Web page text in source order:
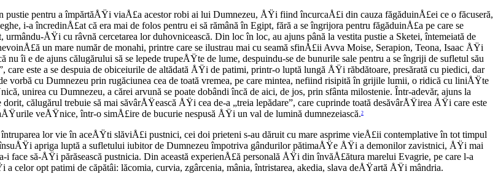
pustie pentru a împărtăÅŸi viaÅ£a acestor robi ai lui Dumnezeu, ÅŸi fiind încurcaÅ£i din cauza făgăduinÅ£ei ce o făcuseră,
i-a încredinÅ£at că era mai de folos pentru ei să rămână în Egipt, fără a se îngrijora pentru făgăduinÅ£a pe care se
ÅŸi cu râvnă cercetarea lor duhovnicească. Din loc în loc, au ajuns până la vestita pustie a Sketei, întemeiată de
un mare număr de monahi, printre care se ilustrau mai cu seamă sfinÅ£ii Avva Moise, Serapion, Teona, Isaac ÅŸi
îi e de ajuns călugărului să se lepede trupeÅŸte de lume, despuindu-se de bunurile sale pentru a se îngriji de sufletul său
este a se despuia de obiceiurile de altădată ÅŸi de patimi, printr-o luptă lungă ÅŸi răbdătoare, presărată cu piedici, dar
vorbă cu Dumnezeu prin rugăciunea cea de toată vremea, pe care mintea, nefiind risipită în grijile lumii, o ridică cu liniÅŸte
unirea cu Dumnezeu, a cărei arvună se poate dobândi încă de aici, de jos, prin sfânta milostenie. Într-adevăr, ajuns la
călugărul trebuie să mai săvârÅŸească ÅŸi cea de-a „treia lepădare”, care cuprinde toată desăvârÅŸirea ÅŸi care este
veÅŸnice, într-o simÅ£ire de bucurie nespusă ÅŸi un val de lumină dumnezeiască.2
lor vie în aceÅŸti slăviÅ£i pustnici, cei doi prieteni s-au dăruit cu mare asprime vieÅ£ii contemplative în tot timpul
apriga luptă a sufletului iubitor de Dumnezeu împotriva gândurilor pătimaÅŸe ÅŸi a demonilor zavistnici, ÅŸi mai
i face să-ÅŸi părăsească pustnicia. Din această experienÅ£ă personală ÅŸi din învăÅ£ătura marelui Evagrie, pe care l-a
opt patimi de căpătâi: lăcomia, curvia, zgârcenia, mânia, întristarea, akedia, slava deÅŸartă ÅŸi mândria.